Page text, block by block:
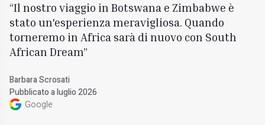
Il nostro viaggio in Botswana e Zimbabwe è
stato un'esperienza meravigliosa. Quando
torneremo in Africa sarà di nuovo con South
African Dream
Barbara Scrosati
Pubblicato a luglio 2026
Google